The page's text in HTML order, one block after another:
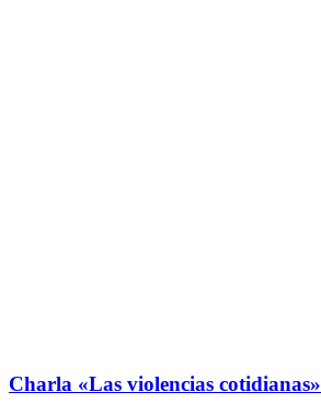
Charla «Las violencias cotidianas»